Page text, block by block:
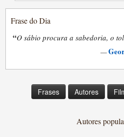
Frase do Dia
“O sábio procura a sabedoria, o
—
Frases Autores
Autores